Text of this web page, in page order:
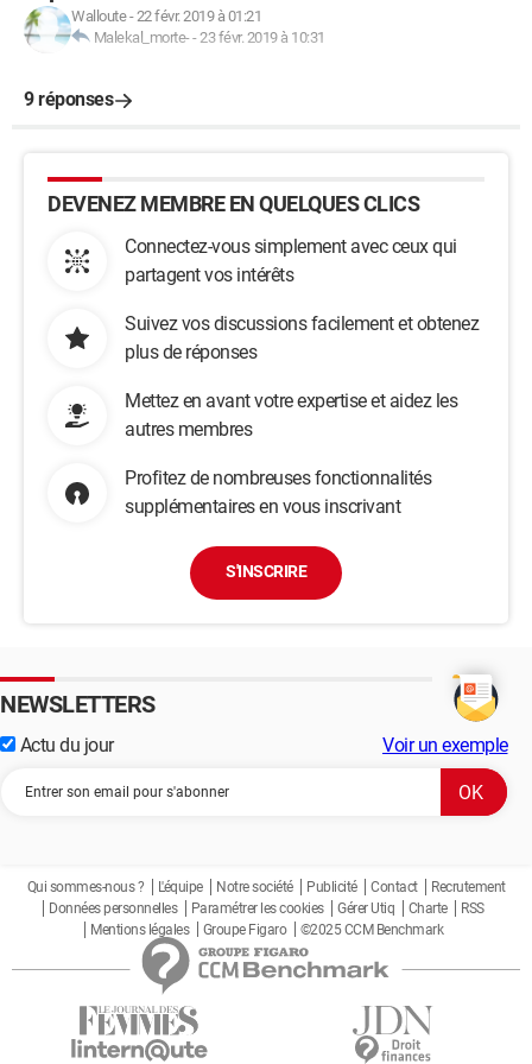
AdwCleaner[R1].txt - [14076 octets] - [06/11/2012 23:05:54]
AdwCleaner[S3].txt - [2106 octets] - [07/11/2012 18:29:05]
########## EOF - C:\AdwCleaner[S5].txt - [2097 octets]
##########
Walloute-22 févr. 2019 à 01:21
Malekal_morte--23 févr. 2019 à 10:31
9 réponses
DEVENEZ MEMBRE EN QUELQUES CLICS
Connectez-vous simplement avec ceux qui
partagent vos intérêts
Suivez vos discussions facilement et obtenez
plus de réponses
Mettez en avant votre expertise et aidez les
autres membres
Profitez de nombreuses fonctionnalités
supplémentaires en vous inscrivant
S'INSCRIRE
NEWSLETTERS
Actu du jour Voir un exemple
Qui sommes-nous ? L'équipe Notre société Publicité Contact
Recrutement
Données personnelles
Paramétrer les cookies Gérer Utiq Charte
RSS
Mentions légales
Groupe Figaro ©2025 CCM Benchmark